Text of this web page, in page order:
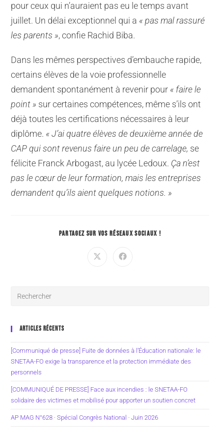
pour ceux qui n’auraient pas eu le temps avant
juillet. Un délai exceptionnel qui a « pas mal rassuré
les parents », confie Rachid Biba.
Dans les mêmes perspectives d’embauche rapide,
certains élèves de la voie professionnelle
demandent spontanément à revenir pour « faire le
point » sur certaines compétences, même s’ils ont
déjà toutes les certifications nécessaires à leur
diplôme. « J’ai quatre élèves de deuxième année de
CAP qui sont revenus faire un peu de carrelage, se
félicite Franck Arbogast, au lycée Ledoux. Ça n’est
pas le cœur de leur formation, mais les entreprises
demandent qu’ils aient quelques notions. »
PARTAGEZ SUR VOS RÉSEAUX SOCIAUX !
ARTICLES RÉCENTS
[Communiqué de presse] Fuite de données à l’Éducation nationale: le
SNETAA-FO exige la transparence et la protection immédiate des
personnels
[COMMUNIQUÉ DE PRESSE] Face aux incendies : le SNETAA-FO
solidaire des victimes et mobilisé pour apporter un soutien concret
AP MAG N°628 · Spécial Congrès National · Juin 2026